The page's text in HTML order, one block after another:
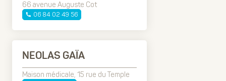
66 avenue Auguste Cot
06 84 02 49 56
NEOLAS GAÏA
Maison médicale, 15 rue du Temple